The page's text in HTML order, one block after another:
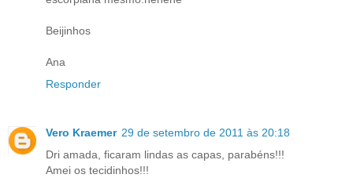
Beijinhos
Ana
Responder
Vero Kraemer 29 de setembro de 2011 às 20:18
Dri amada, ficaram lindas as capas, parabéns!!!
Amei os tecidinhos!!!